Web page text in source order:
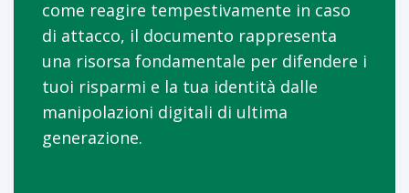
come reagire tempestivamente in caso
di attacco, il documento rappresenta
una risorsa fondamentale per difendere i
tuoi risparmi e la tua identità dalle
manipolazioni digitali di ultima
generazione.